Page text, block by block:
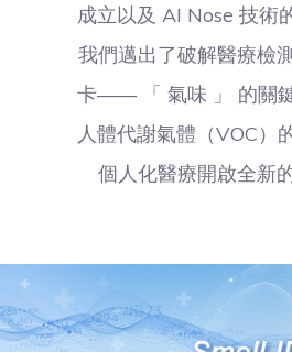
成立以及 AI Nose 技術
我們邁出了破解醫療檢
卡—— 「 氣味 」 的關
人體代謝氣體（VOC）
個人化醫療開啟全新